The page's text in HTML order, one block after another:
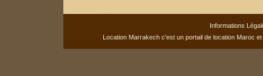
Informations
Location Marrakech c'est un portail de location Maroc et